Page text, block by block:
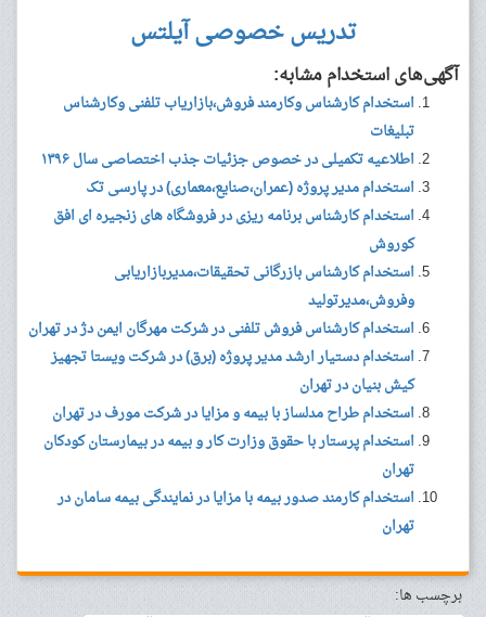
تدریس خصوصی آیلتس
آگهی‌های استخدام مشابه:
استخدام کارشناس وکارمند فروش،بازاریاب تلفنی وکارشناس
تبلیغات
اطلاعیه تکمیلی در خصوص جزئیات جذب اختصاصی سال ۱۳۹۶
استخدام مدیر پروژه (عمران،صنایع،معماری) در پارسی تک
استخدام کارشناس برنامه ریزی در فروشگاه های زنجیره ای افق
کوروش
استخدام کارشناس بازرگانی تحقیقات،مدیربازاریابی
وفروش،مدیرتولید
استخدام کارشناس فروش تلفنی در شرکت مهرگان ایمن دژ در تهران
استخدام دستیار ارشد مدیر پروژه (برق) در شرکت ویستا تجهیز
کیش بنیان در تهران
استخدام طراح مدلساز با بیمه و مزایا در شرکت مورف در تهران
استخدام پرستار با حقوق وزارت کار و بیمه در بیمارستان کودکان
تهران
استخدام کارمند صدور بیمه با مزایا در نمایندگی بیمه سامان در
تهران
برچسب ها: